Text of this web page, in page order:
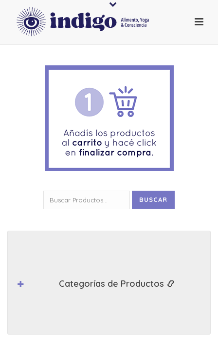
por:
BUSCAR
Categorías de Productos 📿